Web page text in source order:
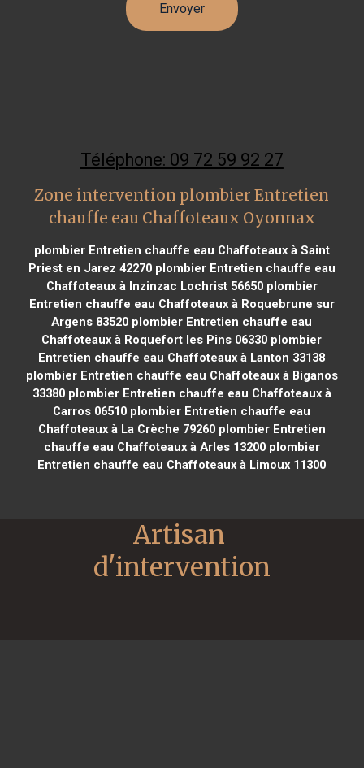
Téléphone: 09 72 59 92 27
Zone intervention plombier Entretien
chauffe eau Chaffoteaux Oyonnax
plombier Entretien chauffe eau Chaffoteaux à Saint
Priest en Jarez 42270plombier Entretien chauffe eau
Chaffoteaux à Inzinzac Lochrist 56650plombier
Entretien chauffe eau Chaffoteaux à Roquebrune sur
Argens 83520 plombier Entretien chauffe eau
Chaffoteaux à Roquefort les Pins 06330 plombier
Entretien chauffe eau Chaffoteaux à Lanton 33138
plombier Entretien chauffe eau Chaffoteaux à Biganos
33380plombier Entretien chauffe eau Chaffoteaux à
Carros 06510 plombier Entretien chauffe eau
Chaffoteaux à La Crèche 79260plombier Entretien
chauffe eau Chaffoteaux à Arles 13200plombier
Entretien chauffe eau Chaffoteaux à Limoux 11300
Artisan
d'intervention